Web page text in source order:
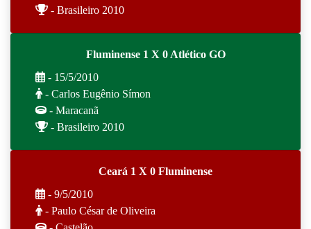
- Brasileiro 2010
Fluminense 1 X 0 Atlético GO
- 15/5/2010
- Carlos Eugênio Símon
- Maracanã
- Brasileiro 2010
Ceará 1 X 0 Fluminense
- 9/5/2010
- Paulo César de Oliveira